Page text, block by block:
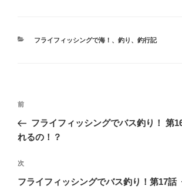
カ
フライフィッシングで海！ 、 釣り 、 釣行記
投
ナ
ゲ
ー
前
の
投
前
フライフィッシングでバス釣り！ 第
れるの！？
次
の
次
フライフィッシングでバス釣り！第17話